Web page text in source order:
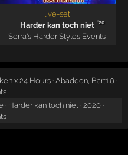
live-set
Harder kan toch niet '20
Serra's Harder Styles Events
x 24 Hours · Abaddon, Bart1.0 ·
· Harder kan toch niet · 2020 ·